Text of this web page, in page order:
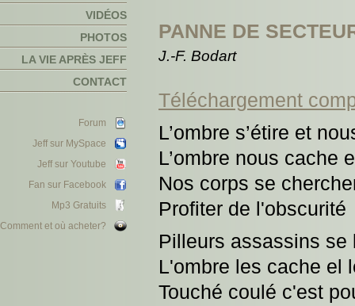
VIDÉOS
PHOTOS
LA VIE APRÈS JEFF
CONTACT
Forum
Jeff sur MySpace
Jeff sur Youtube
Fan sur Facebook
Mp3 Gratuits
Comment et où acheter?
PANNE DE
J.-F. Bodart
Téléchargement
L’ombre s’étire et
L’ombre nous cache
Nos corps se
Profiter de l'obscurité
Pilleurs assassins se
L'ombre les cache el
Touché coulé c'est